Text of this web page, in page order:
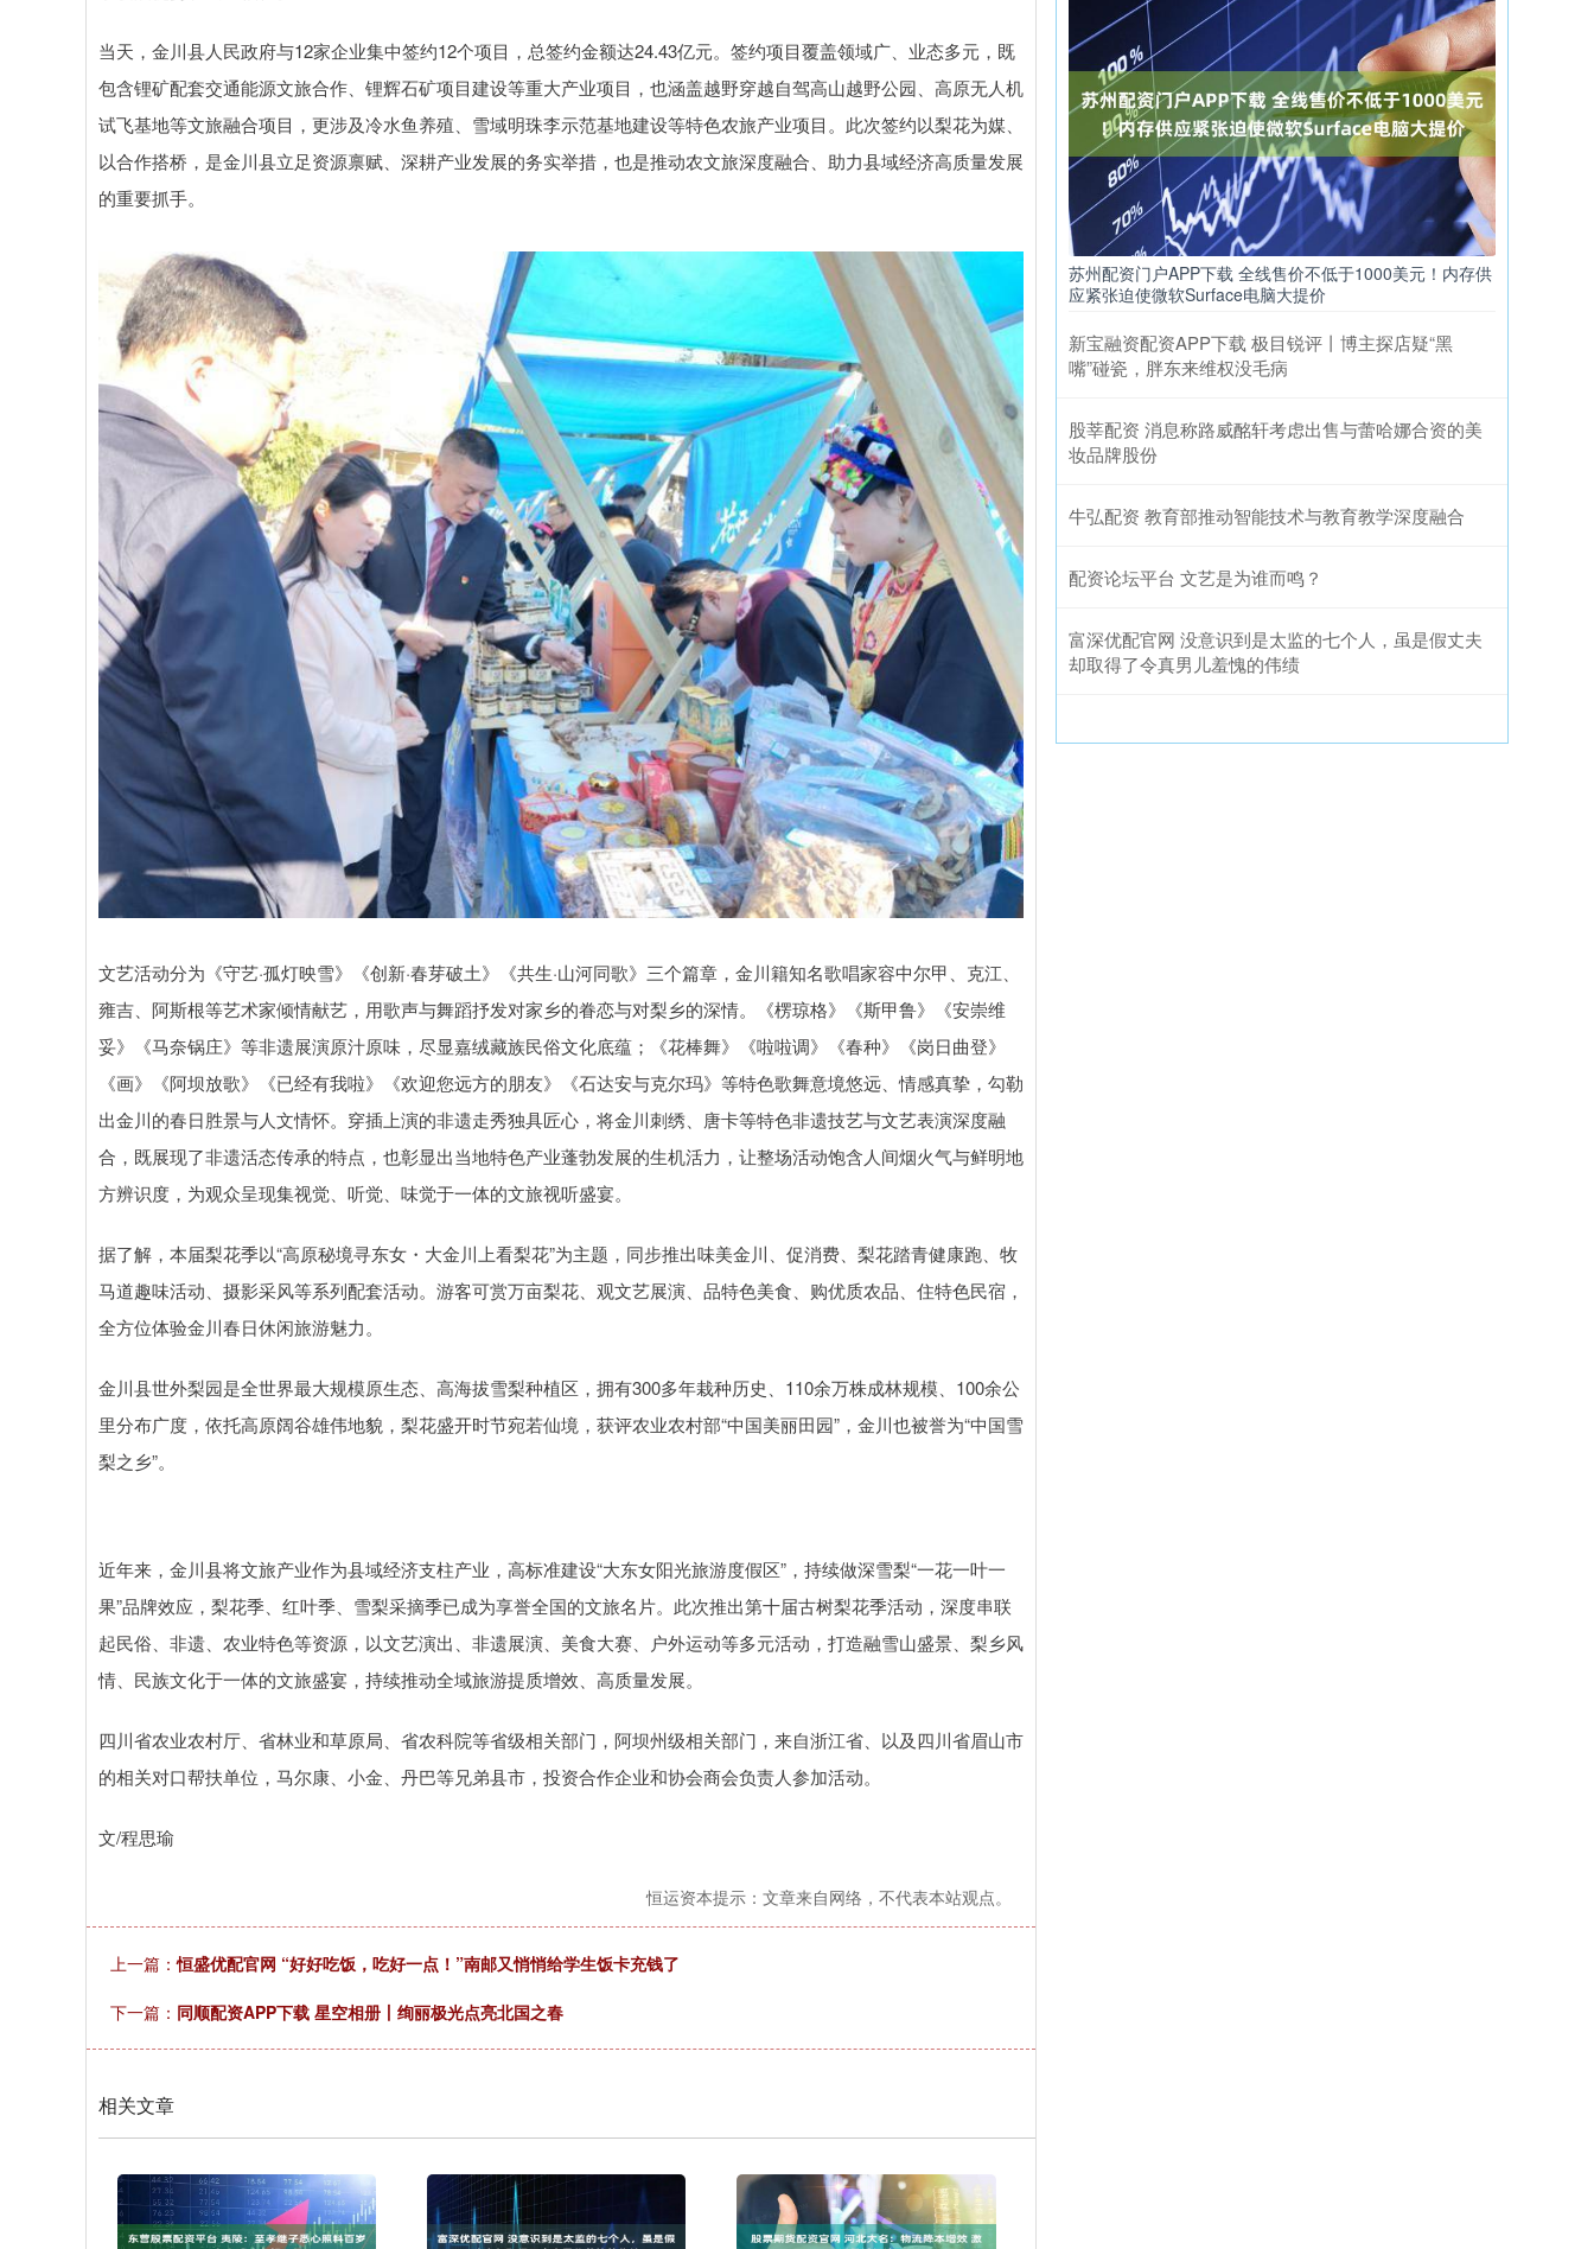
当天，金川县人民政府与12家企业集中签约12个项目，总签约金额达24.43亿元。签约项目覆盖领域广、业态多元，既
包含锂矿配套交通能源文旅合作、锂辉石矿项目建设等重大产业项目，也涵盖越野穿越自驾高山越野公园、高原无人机
试飞基地等文旅融合项目，更涉及冷水鱼养殖、雪域明珠李示范基地建设等特色农旅产业项目。此次签约以梨花为媒、
以合作搭桥，是金川县立足资源禀赋、深耕产业发展的务实举措，也是推动农文旅深度融合、助力县域经济高质量发展
的重要抓手。​
文艺活动分为《守艺·孤灯映雪》《创新·春芽破土》《共生·山河同歌》三个篇章，金川籍知名歌唱家容中尔甲、克江、
雍吉、阿斯根等艺术家倾情献艺，用歌声与舞蹈抒发对家乡的眷恋与对梨乡的深情。《楞琼格》《斯甲鲁》《安崇维
妥》《马奈锅庄》等非遗展演原汁原味，尽显嘉绒藏族民俗文化底蕴；《花棒舞》《啦啦调》《春种》《岗日曲登》
《画》《阿坝放歌》《已经有我啦》《欢迎您远方的朋友》《石达安与克尔玛》等特色歌舞意境悠远、情感真挚，勾勒
出金川的春日胜景与人文情怀。穿插上演的非遗走秀独具匠心，将金川刺绣、唐卡等特色非遗技艺与文艺表演深度融
合，既展现了非遗活态传承的特点，也彰显出当地特色产业蓬勃发展的生机活力，让整场活动饱含人间烟火气与鲜明地
方辨识度，为观众呈现集视觉、听觉、味觉于一体的文旅视听盛宴。​
据了解，本届梨花季以“高原秘境寻东女・大金川上看梨花”为主题，同步推出味美金川、促消费、梨花踏青健康跑、牧
马道趣味活动、摄影采风等系列配套活动。游客可赏万亩梨花、观文艺展演、品特色美食、购优质农品、住特色民宿，
全方位体验金川春日休闲旅游魅力。​
金川县世外梨园是全世界最大规模原生态、高海拔雪梨种植区，拥有300多年栽种历史、110余万株成林规模、100余公
里分布广度，依托高原阔谷雄伟地貌，梨花盛开时节宛若仙境，获评农业农村部“中国美丽田园”，金川也被誉为“中国雪
梨之乡”。
近年来，金川县将文旅产业作为县域经济支柱产业，高标准建设“大东女阳光旅游度假区”，持续做深雪梨“一花一叶一
果”品牌效应，梨花季、红叶季、雪梨采摘季已成为享誉全国的文旅名片。此次推出第十届古树梨花季活动，深度串联
起民俗、非遗、农业特色等资源，以文艺演出、非遗展演、美食大赛、户外运动等多元活动，打造融雪山盛景、梨乡风
情、民族文化于一体的文旅盛宴，持续推动全域旅游提质增效、高质量发展。​
四川省农业农村厅、省林业和草原局、省农科院等省级相关部门，阿坝州级相关部门，来自浙江省、以及四川省眉山市
的相关对口帮扶单位，马尔康、小金、丹巴等兄弟县市，投资合作企业和协会商会负责人参加活动。
文/程思瑜
恒运资本提示：文章来自网络，不代表本站观点。
上一篇：恒盛优配官网 “好好吃饭，吃好一点！”南邮又悄悄给学生饭卡充钱了
下一篇： 同顺配资APP下载 星空相册丨绚丽极光点亮北国之春
相关文章
苏州配资门户APP下载 全线售价不低于1000美元！内存供
应紧张迫使微软Surface电脑大提价
新宝融资配资APP下载 极目锐评丨博主探店疑“黑
嘴”碰瓷，胖东来维权没毛病
股莘配资 消息称路威酩轩考虑出售与蕾哈娜合资的美
妆品牌股份
牛弘配资 教育部推动智能技术与教育教学深度融合
配资论坛平台 文艺是为谁而鸣？
富深优配官网 没意识到是太监的七个人，虽是假丈夫
却取得了令真男儿羞愧的伟绩